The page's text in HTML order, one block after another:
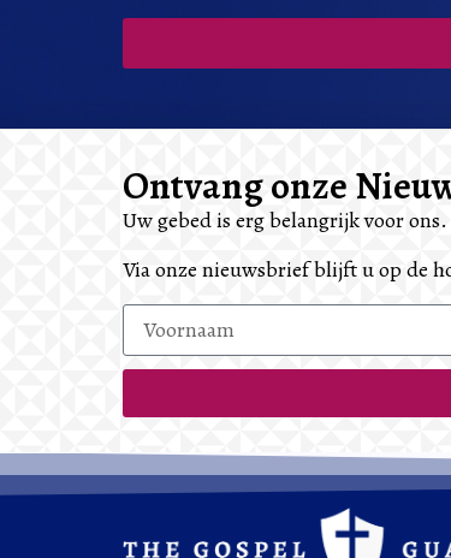
Ontvang onze
Uw gebed is erg belangrijk voor ons.
Via onze nieuwsbrief blijft u op de